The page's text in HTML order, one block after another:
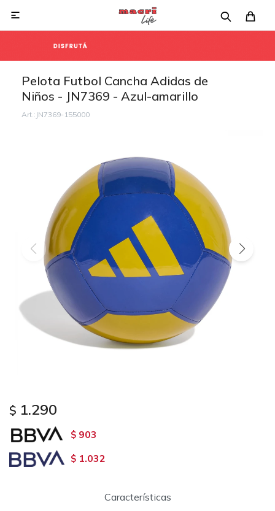

Pelota Futbol Cancha Adidas de
Niños - JN7369 - Azul-amarillo
JN7369-155000
$ 1.290
$ 903
$ 1.032
Características